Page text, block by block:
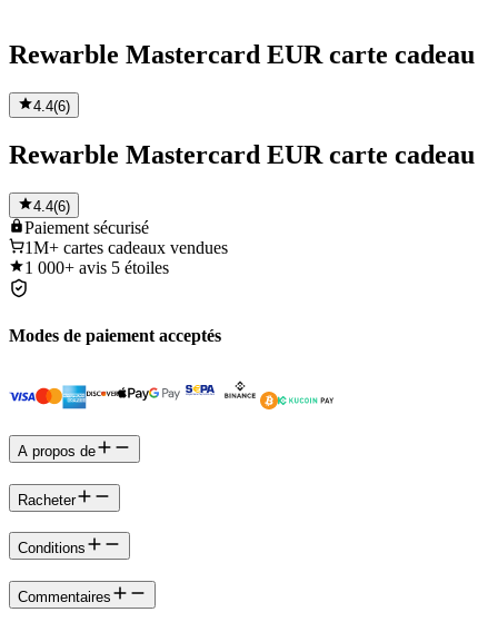
Rewarble Mastercard EUR carte cadeau
4.4(6)
Rewarble Mastercard EUR carte cadeau
4.4(6)
Paiement sécurisé
1M+ cartes cadeaux vendues
1 000+ avis 5 étoiles
Modes de paiement acceptés
A propos de
Racheter
Conditions
Commentaires